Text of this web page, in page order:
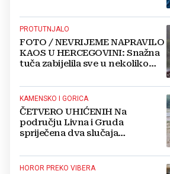
PROTUTNJALO
FOTO / NEVRIJEME NAPRAVILO
KAOS U HERCEGOVINI: Snažna
tuča zabijelila sve u nekoliko
KAMENSKO I GORICA
ČETVERO UHIĆENIH Na
području Livna i Gruda
spriječena dva slučaja
HOROR PREKO VIBERA